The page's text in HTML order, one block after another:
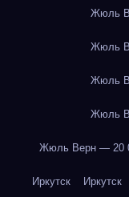
Жюль
Жюль
Жюль
Жюль
Жюль Верн — 20
Иркутск Иркутск